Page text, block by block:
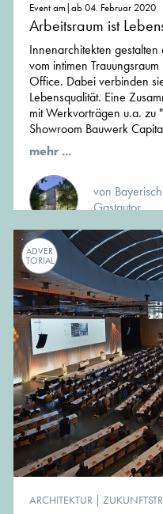
Event am|ab 04. Februar 2020
Arbeitsraum ist
Innenarchitekten
vom intimen
Office. Dabei verbinden
Lebensqualität. Eine
mit Werkvorträgen u.a. zu
Showroom Bauwerk
mehr ...
von
Gastautor
ADVER
TORIAL
ARCHITEKTUR |